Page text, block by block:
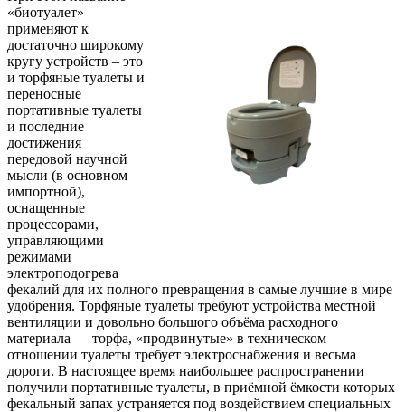
«биотуалет»
применяют к
достаточно широкому
кругу устройств – это
и торфяные туалеты и
переносные
портативные туалеты
и последние
достижения
передовой научной
мысли (в основном
импортной),
оснащенные
процессорами,
управляющими
режимами
электроподогрева
фекалий для их полного превращения в самые лучшие в мире
удобрения. Торфяные туалеты требуют устройства местной
вентиляции и довольно большого объёма расходного
материала — торфа, «продвинутые» в техническом
отношении туалеты требует электроснабжения и весьма
дороги. В настоящее время наибольшее распространении
получили портативные туалеты, в приёмной ёмкости которых
фекальный запах устраняется под воздействием специальных